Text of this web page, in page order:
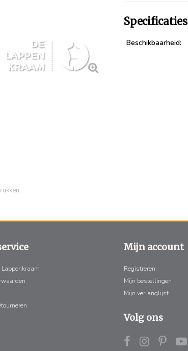
Specificaties
Beschikbaarheid:
Mijn account
Registreren
Mijn bestellingen
Mijn verlanglijst
Volg ons